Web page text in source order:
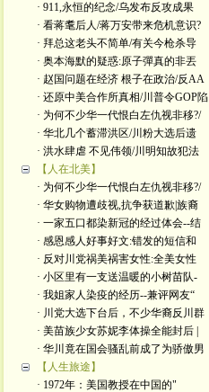
· 911,永恒的纪念/乌发布反攻成果
· 看蒋耄后人/蒋万安带来危机意识?
· 拜总这老头不简单/有关今枪杀导
· 奥本海默的疑惑:原子彈真的非丟
· 赵国问题在经济 根子在政治/反AA
· 还原中美合作所真相/川普令GOP陷
· 为何不少华一代恨白左仇视非移?/
· 华北几个蓄滞洪区/川粉大选后遗
· 洪水肆虐 不见伟领/川明知故犯法
【人在北美】
· 为何不少华一代恨白左仇视非移?/
· 华女购物遭歧视,抗争获道歉|族裔
· 一家五口都染新冠的经过体会--结
· 感恩感人好事好文:错发的短信和
· 反对川党祸美祸害女性:全美女性
· 小区里有一支送温暖的小树苗队-
· 我姐家人染疫的经历--兼评网友“
· 川党大选下台后，不少华裔反川群
· 美苗族少女苏妮李体操全能封后 |
· 华川竟在国会骚乱前成了为骄傲男
【人生旅途】
· 1972年：美国教授在中国的"